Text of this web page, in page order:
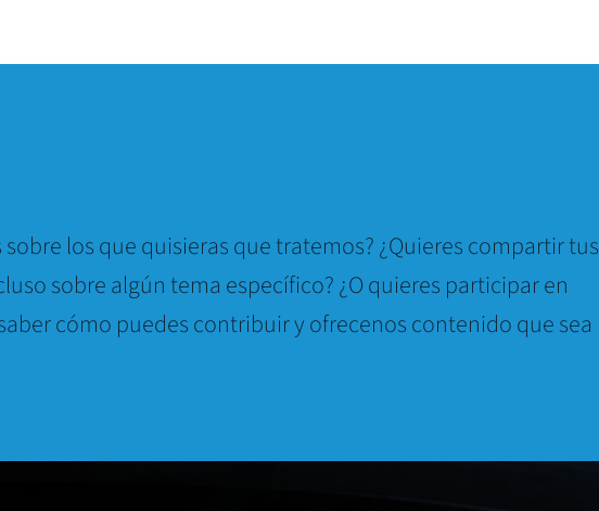
los que quisieras que tratemos? ¿Quieres compartir tus
sobre algún tema específico? ¿O quieres participar en
cómo puedes contribuir y ofrecenos contenido que sea